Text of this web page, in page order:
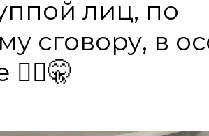
лиц, по
сговору, в